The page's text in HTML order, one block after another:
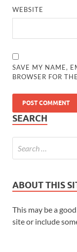
WEBSITE
SAVE MY NAME,
BROWSER FOR
SEARCH
ABOUT THIS
This may be a
site or include